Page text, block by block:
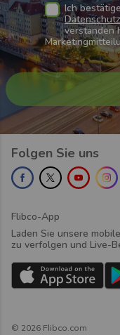
Ich
verstanden
Folgen Sie uns
Flibco-App
Laden Sie unsere
zu verfolgen und Live-
© 2026 Flibco.com